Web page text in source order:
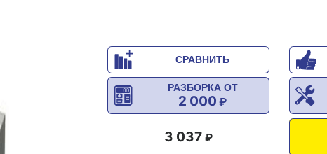
СРАВНИТЬ
РАЗБОРКА ОТ
2 000
3 037